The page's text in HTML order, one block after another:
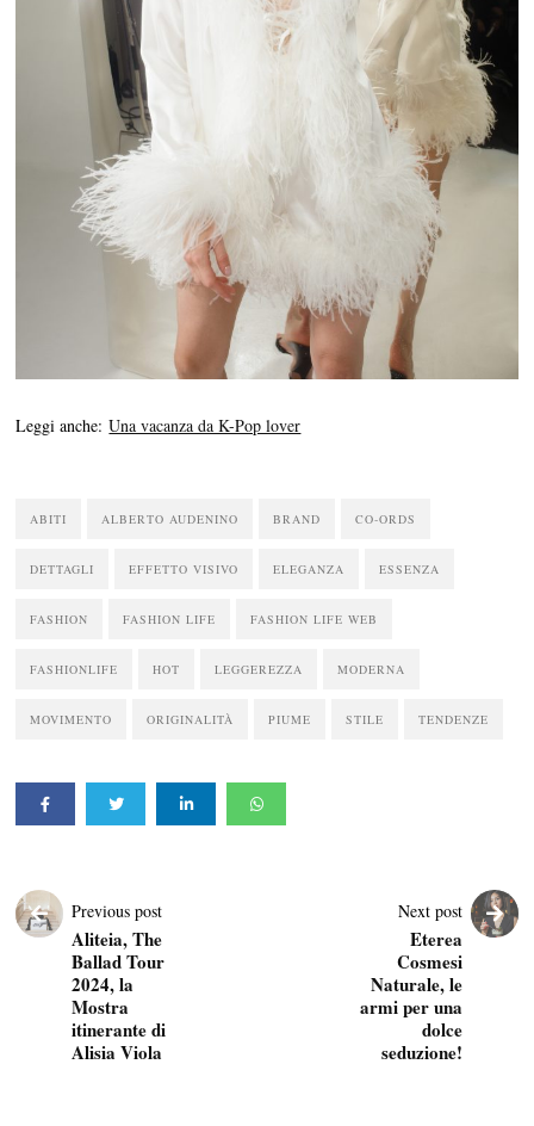
Leggi anche:Una vacanza da K-Pop lover
ABITI ALBERTO AUDENINO BRAND CO-ORDS
DETTAGLI EFFETTO VISIVO ELEGANZA ESSENZA
FASHION FASHION LIFE FASHION LIFE WEB
FASHIONLIFE HOT LEGGEREZZA MODERNA
MOVIMENTO ORIGINALITÀ PIUME STILE TENDENZE
Previous post
Aliteia, The
Ballad Tour
2024, la
Mostra
itinerante di
Alisia Viola
Next post
Eterea
Cosmesi
Naturale, le
armi per una
dolce
seduzione!